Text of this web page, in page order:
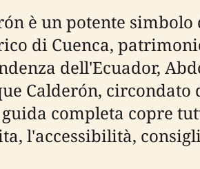
è un potente
di Cuenca,
dell'Ecuador,
Calderón,
completa copre
l'accessibilità,